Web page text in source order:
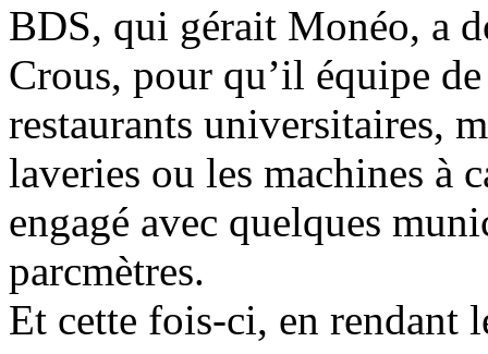
BDS, qui gérait Monéo, a
Crous, pour qu’il équipe
restaurants universitaires,
laveries ou les machines à
engagé avec quelques
parcmètres.
Et cette fois-ci, en rendant